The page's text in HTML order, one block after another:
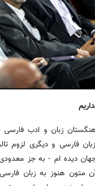
زبان و ادب
فارسی و دیگری لزوم
دیده ام - به جز معدودی
هنوز به زبان فارسی